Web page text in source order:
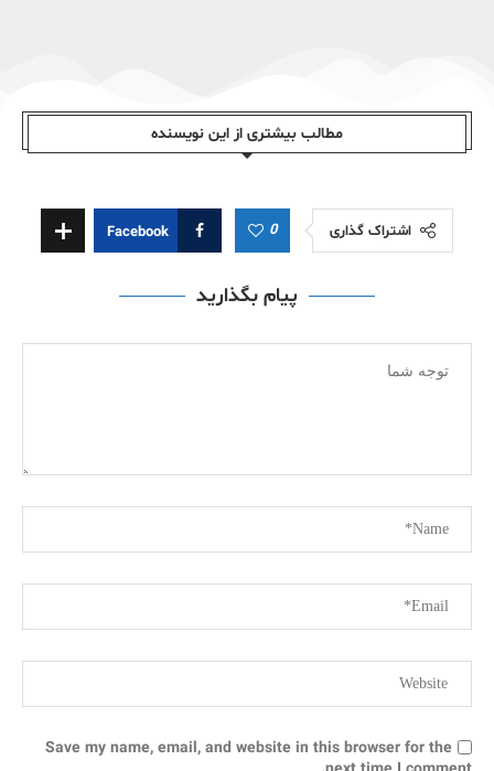
مطالب بیشتری از این نویسندە
اشتراک گذاری 0
Facebook
پیام بگذارید
Save my name, email, and website in this browser for the